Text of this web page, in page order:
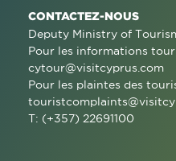
CONTACTEZ-NOUS
Deputy Ministry of
Pour les informations
cytour@visitcyprus.com
Pour les plaintes des
T: (+357) 22691100